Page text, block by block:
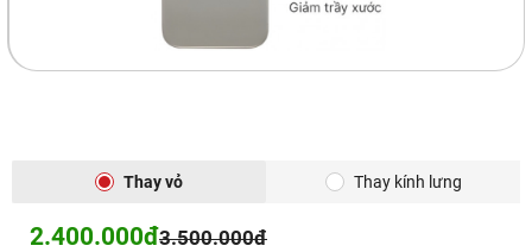
Thay vỏ Thay kính lưng
2.400.000đ3.500.000đ